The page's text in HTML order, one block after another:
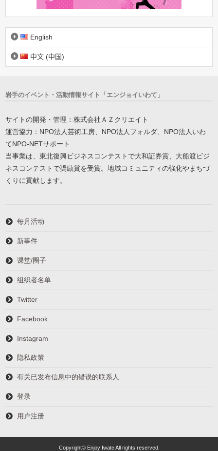
English
中文 (中国)
岩手のイベント・活動情報サイト「エンジョイいわて」
サイトの開発・管理：株式会社ＡＺクリエイト
運営協力：NPO法人芸術工房、NPO法人フォルダ、NPO法人いわ
てNPO-NETサポート
当事業は、東北復興ビジネスコンテストで大和証券賞、大船渡ビジ
ネスコンテストで奨励賞を受賞。地域コミュニティの強化やまちづ
くりに貢献します。
每月活动
新事件
课堂/圈子
组织者名单
Twitter
Facebook
Instagram
隐私政策
有关已发布信息中的错误的联系人
登录
用户注册
Copyright© Enjoy Iwate All rights reserved.